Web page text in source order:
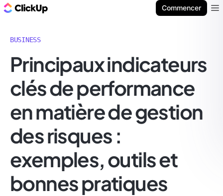
Commencer
BUSINESS
Principaux indicateurs
clés de performance
en matière de gestion
des risques :
exemples, outils et
bonnes pratiques